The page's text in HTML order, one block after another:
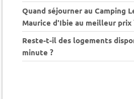
Quand séjourner au Camping
Maurice d'Ibie au meilleur prix
Reste-t-il des logements
minute ?